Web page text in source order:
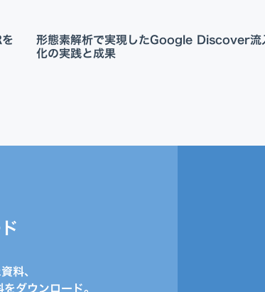
形態素解析で実現したGoogle Discover流
化の実践と成果
料、
ダウンロード。